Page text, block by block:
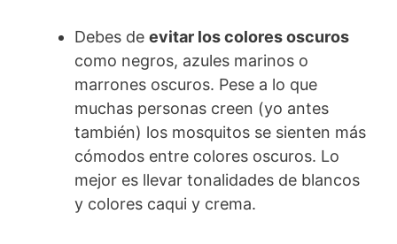
Debes de evitar los colores oscuros
como negros, azules marinos o
marrones oscuros. Pese a lo que
muchas personas creen (yo antes
también) los mosquitos se sienten más
cómodos entre colores oscuros. Lo
mejor es llevar tonalidades de blancos
y colores caqui y crema.